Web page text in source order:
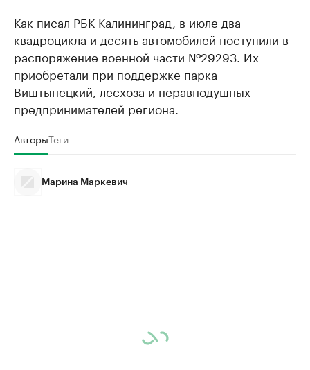
Как писал РБК Калининград, в июле два
квадроцикла и десять автомобилей поступили в
распоряжение военной части №29293. Их
приобретали при поддержке парка
Виштынецкий, лесхоза и неравнодушных
предпринимателей региона.
АвторыТеги
Марина Маркевич